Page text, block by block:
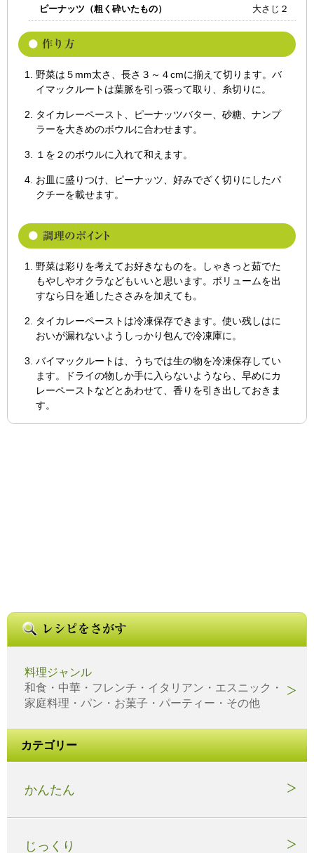
ピーナッツ（粗く砕いたもの） 大さじ２
野菜は５mm太さ、長さ３～４cmに揃えて切ります。バ
イマックルートは葉脈を引っ張って取り、糸切りに。
タイカレーペースト、ピーナッツバター、砂糖、ナンプ
ラーを大きめのボウルに合わせます。
１を２のボウルに入れて和えます。
お皿に盛りつけ、ピーナッツ、好みでざく切りにしたパ
クチーを載せます。
野菜は彩りを考えてお好きなものを。しゃきっと茹でた
もやしやオクラなどもいいと思います。ボリュームを出
すなら日を通したささみを加えても。
タイカレーペーストは冷凍保存できます。使い残しはに
おいが漏れないようしっかり包んで冷凍庫に。
バイマックルートは、うちでは生の物を冷凍保存してい
ます。ドライの物しか手に入らないようなら、早めにカ
レーペーストなどとあわせて、香りを引き出しておきま
す。
料理ジャンル
和食・中華・フレンチ・イタリアン・エスニック・
家庭料理・パン・お菓子・パーティー・その他
カテゴリー
かんたん
じっくり